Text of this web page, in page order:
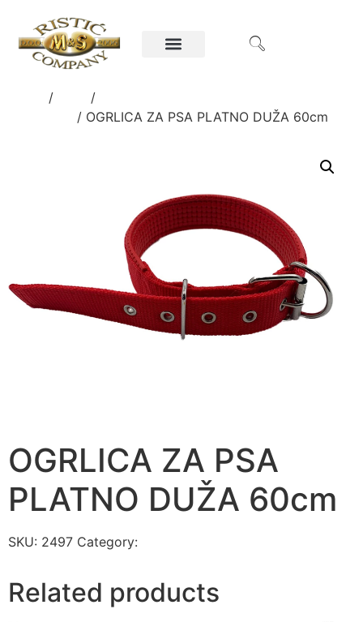
/ /
/ OGRLICA ZA PSA PLATNO DUŽA 60cm
OGRLICA ZA PSA
PLATNO DUŽA 60cm
SKU: 2497 Category:
Related products